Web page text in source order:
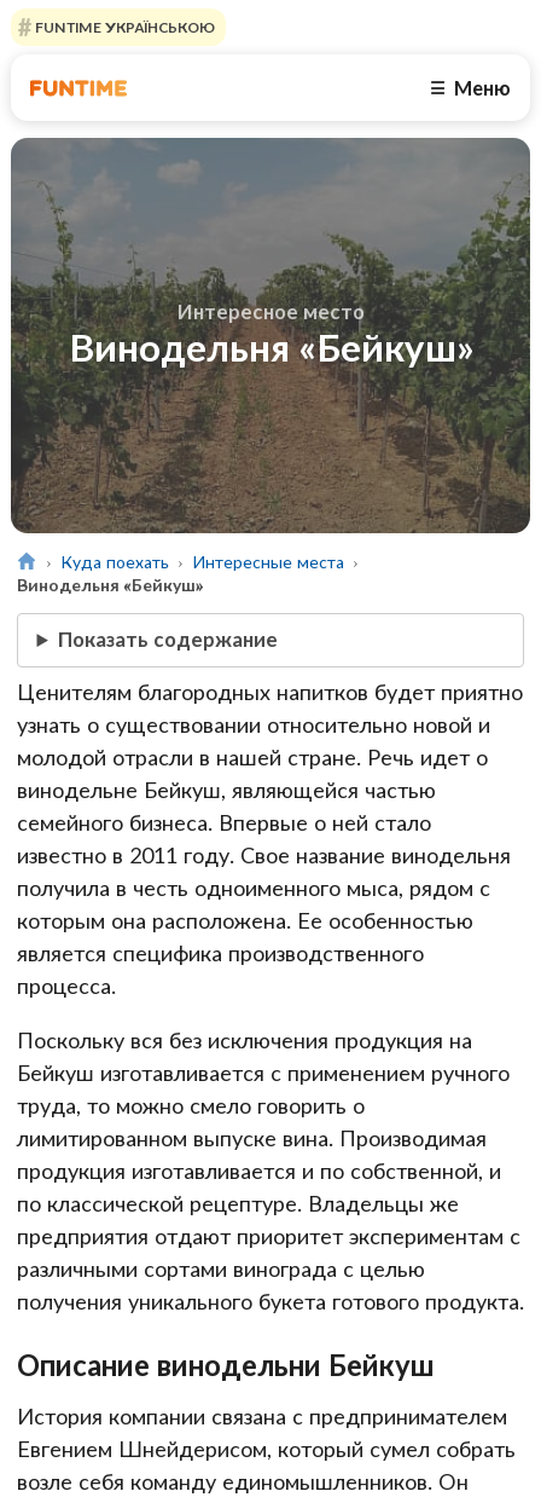
FUNTIME УКРАЇНСЬКОЮ
☰ Меню
Интересное место
Винодельня «Бейкуш»
Куда поехать
Интересные места
Винодельня «Бейкуш»
Показать содержание
Ценителям благородных напитков будет приятно
узнать о существовании относительно новой и
молодой отрасли в нашей стране. Речь идет о
винодельне Бейкуш, являющейся частью
семейного бизнеса. Впервые о ней стало
известно в 2011 году. Свое название винодельня
получила в честь одноименного мыса, рядом с
которым она расположена. Ее особенностью
является специфика производственного
процесса.
Поскольку вся без исключения продукция на
Бейкуш изготавливается с применением ручного
труда, то можно смело говорить о
лимитированном выпуске вина. Производимая
продукция изготавливается и по собственной, и
по классической рецептуре. Владельцы же
предприятия отдают приоритет экспериментам с
различными сортами винограда с целью
получения уникального букета готового продукта.
Описание винодельни Бейкуш
История компании связана с предпринимателем
Евгением Шнейдерисом, который сумел собрать
возле себя команду единомышленников. Он